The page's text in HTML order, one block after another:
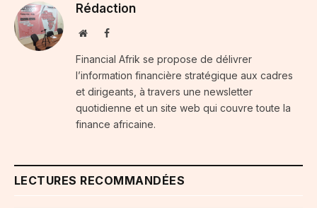
Rédaction
WebsiteFacebook
Financial Afrik se propose de délivrer
l’information financière stratégique aux cadres
et dirigeants, à travers une newsletter
quotidienne et un site web qui couvre toute la
finance africaine.
LECTURES RECOMMANDÉES